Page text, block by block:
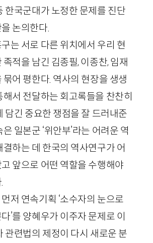
한국군대가 노정한 문제를 진단
논의한다.
는 서로 다른 위치에서 우리 현
적을 남긴 김종필, 이종찬, 임재
어 평한다. 역사의 현장을 생생
해서 전달하는 회고록들을 찬찬히
담긴 중요한 쟁점을 잘 드러내준
일본군 ‘위안부’라는 어려운 역
결하는 데 한국의 역사연구가 어
앞으로 어떤 역할을 수행해야
저 연속기획 ‘소수자의 눈으로
’를 양혜우가 이주자 문제로 이
관련법의 제정이 다시 새로운 분